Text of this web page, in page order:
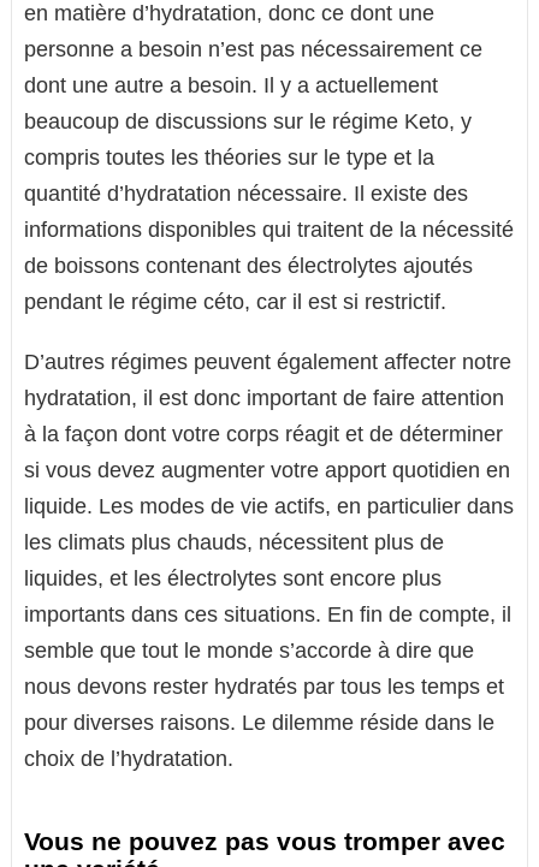
en matière d’hydratation, donc ce dont une
personne a besoin n’est pas nécessairement ce
dont une autre a besoin. Il y a actuellement
beaucoup de discussions sur le régime Keto, y
compris toutes les théories sur le type et la
quantité d’hydratation nécessaire. Il existe des
informations disponibles qui traitent de la nécessité
de boissons contenant des électrolytes ajoutés
pendant le régime céto, car il est si restrictif.
D’autres régimes peuvent également affecter notre
hydratation, il est donc important de faire attention
à la façon dont votre corps réagit et de déterminer
si vous devez augmenter votre apport quotidien en
liquide. Les modes de vie actifs, en particulier dans
les climats plus chauds, nécessitent plus de
liquides, et les électrolytes sont encore plus
importants dans ces situations. En fin de compte, il
semble que tout le monde s’accorde à dire que
nous devons rester hydratés par tous les temps et
pour diverses raisons. Le dilemme réside dans le
choix de l’hydratation.
Vous ne pouvez pas vous tromper avec